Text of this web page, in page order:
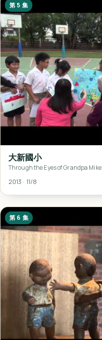
第 5 集
大新國小
Through the Eyes of Grandpa Mike
2013 · 11/8
第 6 集